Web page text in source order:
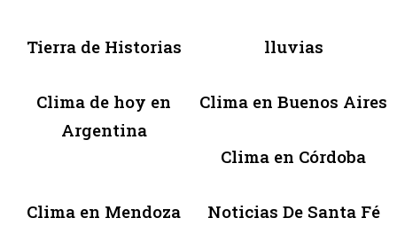
Tierra de Historias lluvias
Clima de hoy en
Argentina
Clima en Buenos Aires
Clima en Córdoba
Clima en Mendoza Noticias De Santa Fé